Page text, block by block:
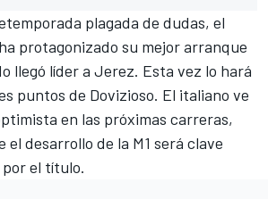
plagada de dudas, el
protagonizado su mejor arranque
llegó líder a Jerez. Esta vez lo hará
puntos de Dovizioso. El italiano ve
en las próximas carreras,
el desarrollo de la M1 será clave
el título.